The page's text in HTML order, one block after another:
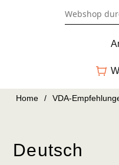
Home / VDA-
Deutsch